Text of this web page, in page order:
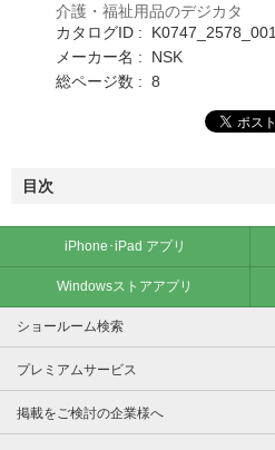
介護・福祉用品のデジカタ
カタログID : K0747_2578_001
メーカー名 : NSK
総ページ数 : 8
目次
iPhone･iPad アプリ
Windowsストアアプリ
ショールーム検索
プレミアムサービス
掲載をご検討の企業様へ